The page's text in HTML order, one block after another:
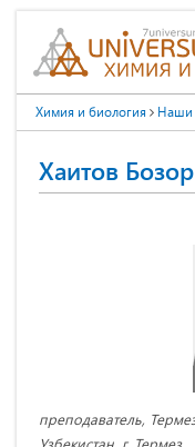
Химия и биология Наши
Хаитов
преподаватель,
Узбекистан, г. Термез